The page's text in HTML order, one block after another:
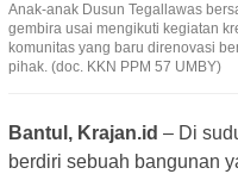
Anak-anak Dusun Tegallawas
gembira usai mengikuti kegiatan
komunitas yang baru direnovasi
pihak. (doc. KKN PPM 57 UMBY)
Bantul, Krajan.id – Di
berdiri sebuah bangunan